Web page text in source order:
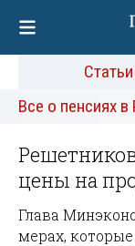
Статьи
Все о пенсиях в
цены на
Глава
мерах,